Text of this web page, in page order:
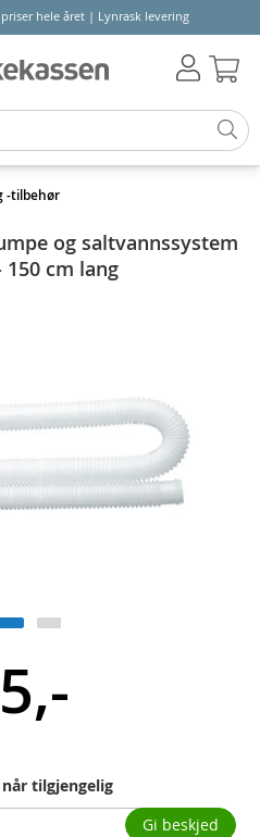
hele året | Lynrask levering
-tilbehør
og saltvannssystem
150 cm lang
tilgjengelig
Gi beskjed